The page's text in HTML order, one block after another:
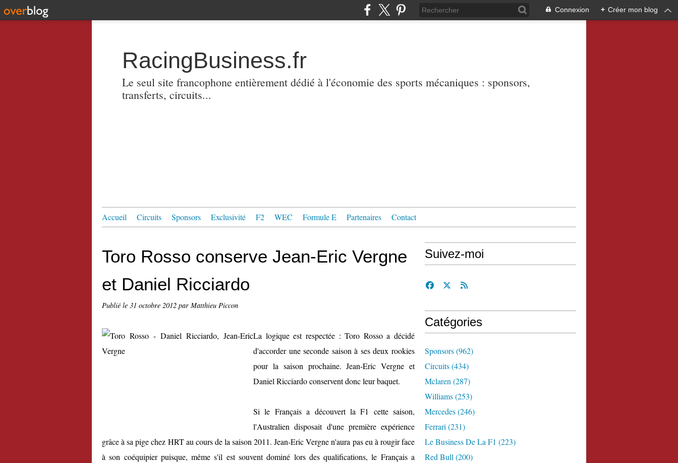
Connexion + Créer mon blog
RacingBusiness.fr
Le seul site francophone entièrement dédié à l'économie des sports mécaniques : sponsors,
transferts, circuits...
Accueil Circuits Sponsors Exclusivité F2 WEC Formule E Partenaires Contact
Toro Rosso conserve Jean-Eric Vergne
et Daniel Ricciardo
Publié le 31 octobre 2012 par Matthieu Piccon
La logique est respectée : Toro Rosso a décidé
d'accorder une seconde saison à ses deux rookies
pour la saison prochaine. Jean-Eric Vergne et
Daniel Ricciardo conservent donc leur baquet.
Si le Français a découvert la F1 cette saison,
l'Australien disposait d'une première expérience
grâce à sa pige chez HRT au cours de la saison 2011. Jean-Eric Vergne n'aura pas eu à rougir face
à son coéquipier puisque, même s'il est souvent dominé lors des qualifications, le Français a
Suivez-moi
Catégories
Sponsors(962)
Circuits(434)
Mclaren (287)
Williams(253)
Mercedes(246)
Ferrari (231)
Le Business De La F1 (223)
Red Bull (200)